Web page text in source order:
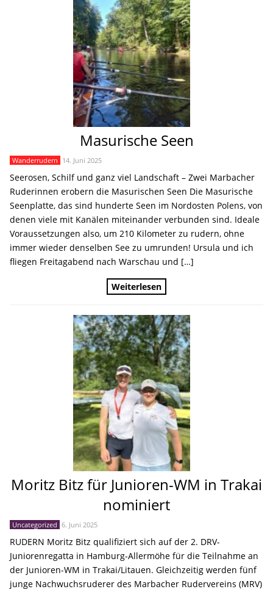
Masurische Seen
Wanderrudern 14. Juni 2025
Seerosen, Schilf und ganz viel Landschaft – Zwei Marbacher
Ruderinnen erobern die Masurischen Seen Die Masurische
Seenplatte, das sind hunderte Seen im Nordosten Polens, von
denen viele mit Kanälen miteinander verbunden sind. Ideale
Voraussetzungen also, um 210 Kilometer zu rudern, ohne
immer wieder denselben See zu umrunden! Ursula und ich
fliegen Freitagabend nach Warschau und […]
Weiterlesen
Moritz Bitz für Junioren-WM in Trakai
nominiert
Uncategorized 6. Juni 2025
RUDERN Moritz Bitz qualifiziert sich auf der 2. DRV-
Juniorenregatta in Hamburg-Allermöhe für die Teilnahme an
der Junioren-WM in Trakai/Litauen. Gleichzeitig werden fünf
junge Nachwuchsruderer des Marbacher Rudervereins (MRV)